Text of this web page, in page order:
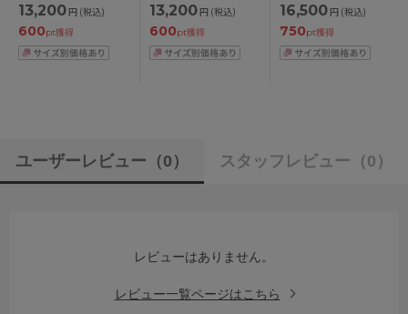
BCDEFGHIカップ ア
ンダー
65/70/75/80/85cm
13,200 円 (税込)
600pt獲得
スブラ CDEFGカップ
アンダー 65/70/75cm
13,200 円 (税込)
600pt獲得
16,500 円 (税込)
750pt獲得
ユーザーレビュー （0） スタッフレビュー （0）
レビューはありません。
レビュー一覧ページはこちら